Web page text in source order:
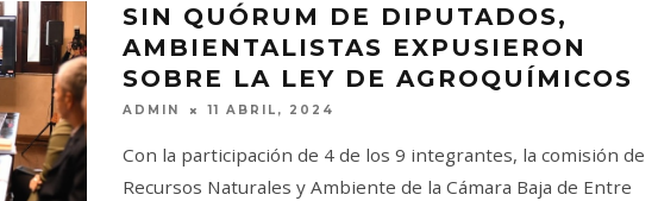
SIN QUÓRUM DE DIPUTADOS,
AMBIENTALISTAS EXPUSIERON
SOBRE LA LEY DE AGROQUÍMICOS
ADMIN 11 ABRIL, 2024
Con la participación de 4 de los 9 integrantes, la comisión de
Recursos Naturales y Ambiente de la Cámara Baja de Entre